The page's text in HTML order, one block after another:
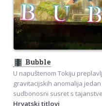
theaters Bubble
U napuštenom Tokiju
gravitacijskih anomalija
sudbonosni susret s
Hrvatski titlovi